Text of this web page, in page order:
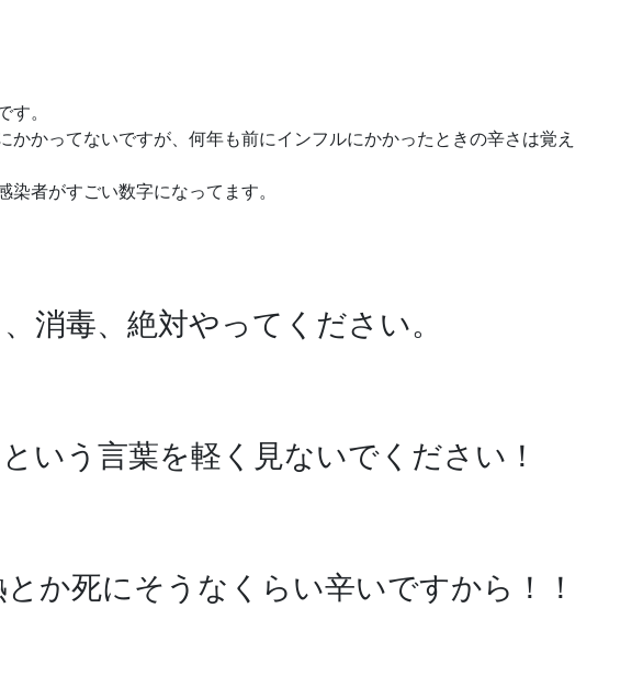
。
かかってないですが、何年も前にインフルにかかったときの辛さは覚え
者がすごい数字になってます。
消毒、絶対やってください。
いう言葉を軽く見ないでください！
か死にそうなくらい辛いですから！！